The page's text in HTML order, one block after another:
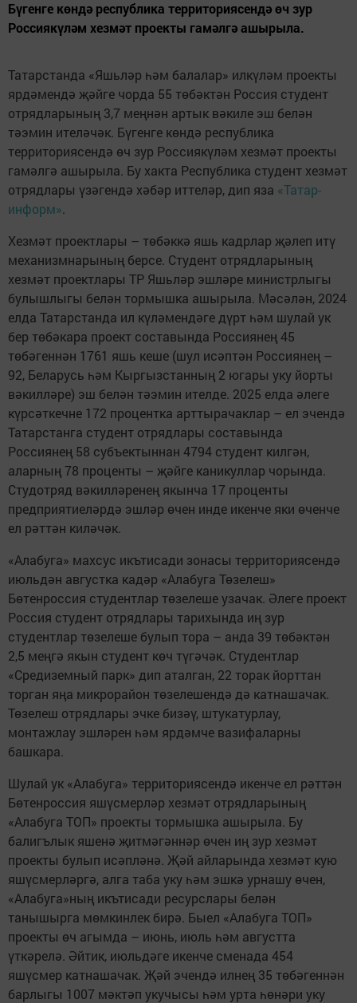
Бүгенге көндә республика территориясендә өч зур
Россиякүләм хезмәт проекты гамәлгә ашырыла.
Татарстанда «Яшьләр һәм балалар» илкүләм проекты
ярдәмендә җәйге чорда 55 төбәктән Россия студент
отрядларының 3,7 меңнән артык вәкиле эш белән
тәэмин ителәчәк. Бүгенге көндә республика
территориясендә өч зур Россиякүләм хезмәт проекты
гамәлгә ашырыла. Бу хакта Республика студент хезмәт
отрядлары үзәгендә хәбәр иттеләр, дип яза «Татар-
информ».
Хезмәт проектлары – төбәккә яшь кадрлар җәлеп итү
механизмнарының берсе. Студент отрядларының
хезмәт проектлары ТР Яшьләр эшләре министрлыгы
булышлыгы белән тормышка ашырыла. Мәсәлән, 2024
елда Татарстанда ил күләмендәге дүрт һәм шулай ук
бер төбәкара проект составында Россиянең 45
төбәгеннән 1761 яшь кеше (шул исәптән Россиянең –
92, Беларусь һәм Кыргызстанның 2 югары уку йорты
вәкилләре) эш белән тәэмин ителде. 2025 елда әлеге
күрсәткечне 172 процентка арттырачаклар – ел эчендә
Татарстанга студент отрядлары составында
Россиянең 58 субъектыннан 4794 студент килгән,
аларның 78 проценты – җәйге каникуллар чорында.
Студотряд вәкилләренең якынча 17 проценты
предприятиеләрдә эшләр өчен инде икенче яки өченче
ел рәттән киләчәк.
«Алабуга» махсус икътисади зонасы территориясендә
июльдән августка кадәр «Алабуга Төзелеш»
Бөтенроссия студентлар төзелеше узачак. Әлеге проект
Россия студент отрядлары тарихында иң зур
студентлар төзелеше булып тора – анда 39 төбәктән
2,5 меңгә якын студент көч түгәчәк. Студентлар
«Средиземный парк» дип аталган, 22 торак йорттан
торган яңа микрорайон төзелешендә дә катнашачак.
Төзелеш отрядлары эчке бизәү, штукатурлау,
монтажлау эшләрен һәм ярдәмче вазифаларны
башкара.
Шулай ук «Алабуга» территориясендә икенче ел рәттән
Бөтенроссия яшүсмерләр хезмәт отрядларының
«Алабуга ТОП» проекты тормышка ашырыла. Бу
балигълык яшенә җитмәгәннәр өчен иң зур хезмәт
проекты булып исәпләнә. Җәй айларында хезмәт кую
яшүсмерләргә, алга таба уку һәм эшкә урнашу өчен,
«Алабуга»ның икътисади ресурслары белән
танышырга мөмкинлек бирә. Быел «Алабуга ТОП»
проекты өч агымда – июнь, июль һәм августта
үткәрелә. Әйтик, июльдәге икенче сменада 454
яшүсмер катнашачак. Җәй эчендә илнең 35 төбәгеннән
барлыгы 1007 мәктәп укучысы һәм урта һөнәри уку